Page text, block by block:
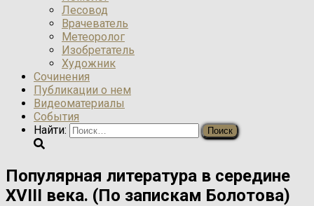
Лесовод
Врачеватель
Метеоролог
Изобретатель
Художник
Сочинения
Публикации о нем
Видеоматериалы
События
Найти:
Популярная литература в середине
XVIII века. (По запискам Болотова)